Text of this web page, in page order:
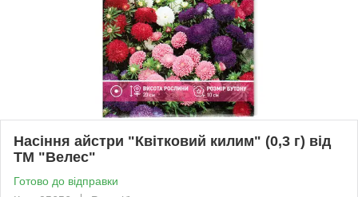
Насіння айстри "Квітковий килим" (0,3 г) від
ТМ "Велес"
Готово до відправки